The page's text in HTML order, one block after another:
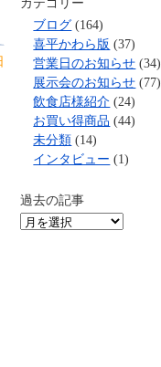
ブログ (164)
喜平かわら版 (37)
営業日のお知らせ (34)
展示会のお知らせ (77)
飲食店様紹介 (24)
お買い得商品 (44)
未分類 (14)
インタビュー (1)
過去の記事